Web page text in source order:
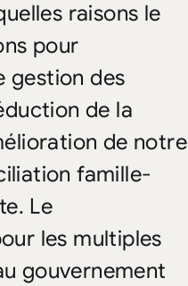
raisons le
pour
gestion des
de la
de notre
famille-
Le
les multiples
gouvernement